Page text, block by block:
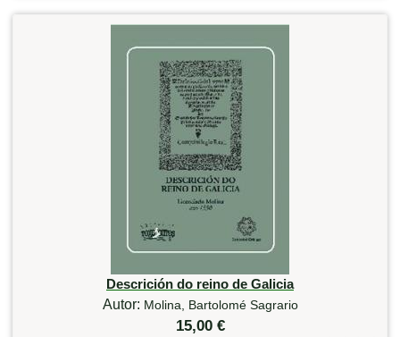
Descrición do reino de Galicia
Autor: Molina, Bartolomé Sagrario
15,00 €